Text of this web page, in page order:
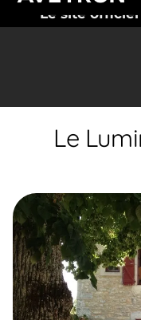
Le site
Le